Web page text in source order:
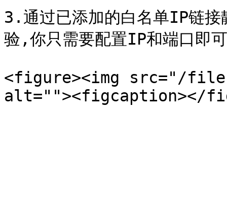
3.通过已添加的白名单IP链接
验,你只需要配置IP和端口即
<figure><img src="/files/